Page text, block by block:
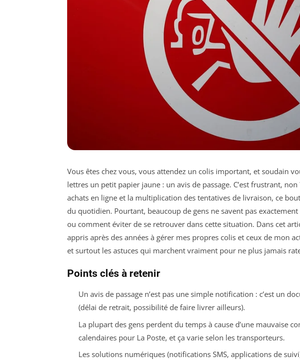
Vous êtes chez vous, vous attendez un colis important, et soudain
lettres un petit papier jaune : un avis de passage. C’est frustrant,
achats en ligne et la multiplication des tentatives de livraison, ce
du quotidien. Pourtant, beaucoup de gens ne savent pas
ou comment éviter de se retrouver dans cette situation. Dans cet
appris après des années à gérer mes propres colis et ceux de mon
et surtout les astuces qui marchent vraiment pour ne plus jamais
Points clés à retenir
Un avis de passage n’est pas une simple notification : c’est un
(délai de retrait, possibilité de faire livrer ailleurs).
La plupart des gens perdent du temps à cause d’une mauvaise
calendaires pour La Poste, et ça varie selon les transporteurs.
Les solutions numériques (notifications SMS, applications de